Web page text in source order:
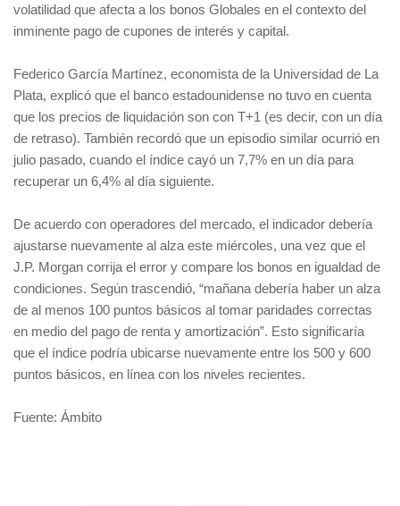
volatilidad que afecta a los bonos Globales en el contexto del
inminente pago de cupones de interés y capital.
Federico García Martínez, economista de la Universidad de La
Plata, explicó que el banco estadounidense no tuvo en cuenta
que los precios de liquidación son con T+1 (es decir, con un día
de retraso). También recordó que un episodio similar ocurrió en
julio pasado, cuando el índice cayó un 7,7% en un día para
recuperar un 6,4% al día siguiente.
De acuerdo con operadores del mercado, el indicador debería
ajustarse nuevamente al alza este miércoles, una vez que el
J.P. Morgan corrija el error y compare los bonos en igualdad de
condiciones. Según trascendió, “mañana debería haber un alza
de al menos 100 puntos básicos al tomar paridades correctas
en medio del pago de renta y amortización”. Esto significaría
que el índice podría ubicarse nuevamente entre los 500 y 600
puntos básicos, en línea con los niveles recientes.
Fuente: Ámbito